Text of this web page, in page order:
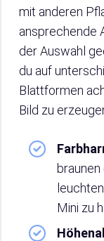
mit anderen
ansprechende
der Auswahl
du auf
Blattformen
Bild zu
Mini zu